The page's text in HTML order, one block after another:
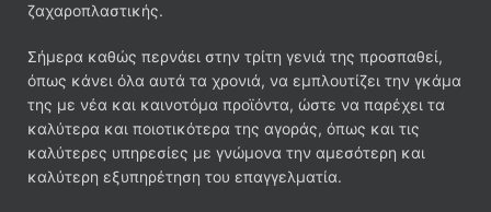
ζαχαροπλαστικής.
Σήμερα καθώς περνάει στην τρίτη γενιά της προσπαθεί,
όπως κάνει όλα αυτά τα χρονιά, να εμπλουτίζει την γκάμα
της με νέα και καινοτόμα προϊόντα, ώστε να παρέχει τα
καλύτερα και ποιοτικότερα της αγοράς, όπως και τις
καλύτερες υπηρεσίες με γνώμονα την αμεσότερη και
καλύτερη εξυπηρέτηση του επαγγελματία.